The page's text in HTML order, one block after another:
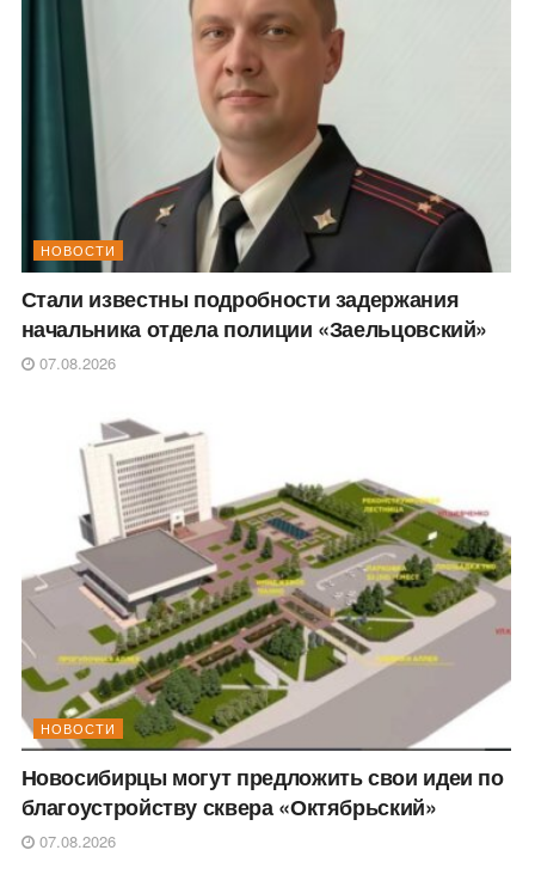
НОВОСТИ
Стали известны подробности задержания
начальника отдела полиции «Заельцовский»
07.08.2026
НОВОСТИ
Новосибирцы могут предложить свои идеи по
благоустройству сквера «Октябрьский»
07.08.2026